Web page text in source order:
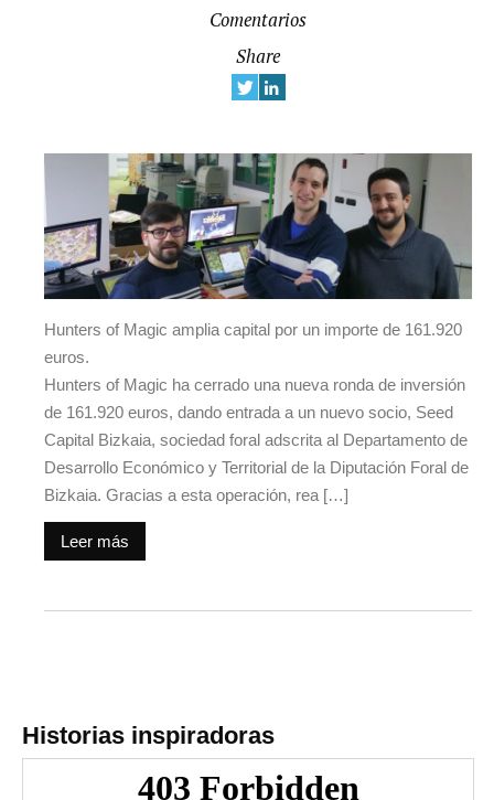
Comentarios
Share
Hunters of Magic amplia capital por un importe de 161.920
euros.
Hunters of Magic ha cerrado una nueva ronda de inversión
de 161.920 euros, dando entrada a un nuevo socio, Seed
Capital Bizkaia, sociedad foral adscrita al Departamento de
Desarrollo Económico y Territorial de la Diputación Foral de
Bizkaia. Gracias a esta operación, rea […]
Leer más
Historias inspiradoras